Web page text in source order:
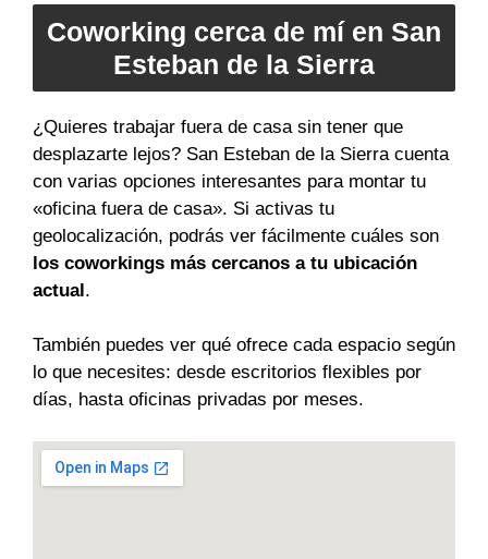
Coworking cerca de mí en San
Esteban de la Sierra
¿Quieres trabajar fuera de casa sin tener que
desplazarte lejos? San Esteban de la Sierra cuenta
con varias opciones interesantes para montar tu
«oficina fuera de casa». Si activas tu
geolocalización, podrás ver fácilmente cuáles son
los coworkings más cercanos a tu ubicación
actual.
También puedes ver qué ofrece cada espacio según
lo que necesites: desde escritorios flexibles por
días, hasta oficinas privadas por meses.